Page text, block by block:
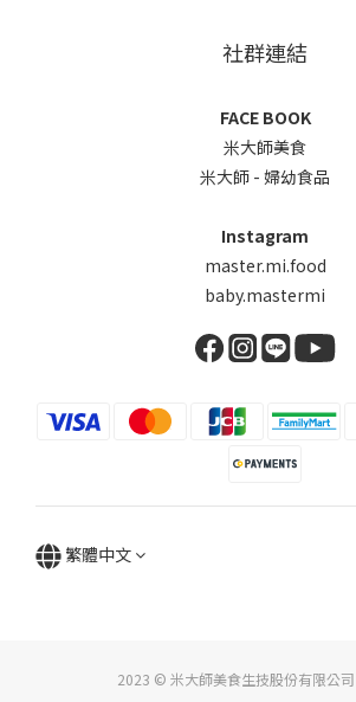
社群連結
FACE BOOK
米大師美食
米大師 - 婦幼食品
Instagram
master.mi.food
baby.mastermi
繁體中文
2023 © 米大師美食生技股份有限公司